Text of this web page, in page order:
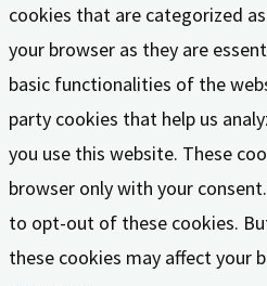
cookies that are categorized
your browser as they are
basic functionalities of the
party cookies that help us
you use this website. These
browser only with your
to opt-out of these cookies.
these cookies may affect your